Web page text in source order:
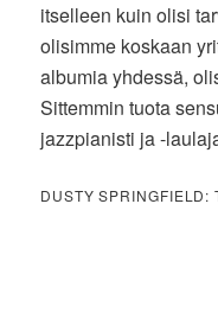
itselleen kuin olisi
olisimme koskaan
albumia yhdessä,
Sittemmin tuota
jazzpianisti ja -
DUSTY SPRINGFIELD: